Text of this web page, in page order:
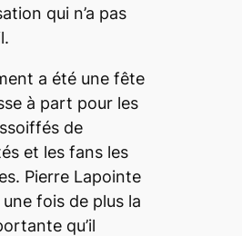
qui n’a pas
a été une fête
à part pour les
de
et les fans les
Pierre Lapointe
fois de plus la
qu’il